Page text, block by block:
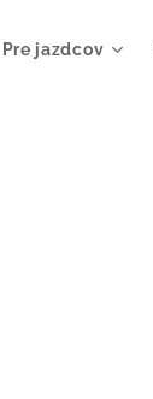
Pre jazdcov